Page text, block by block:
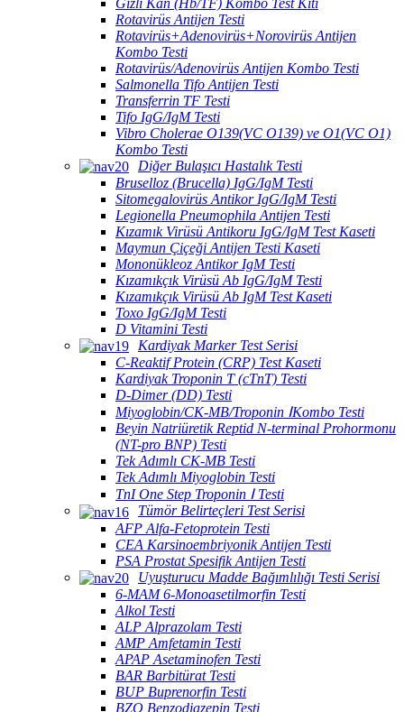
Rotavirüs Antijen Testi
Rotavirüs+Adenovirüs+Norovirüs Antijen
Kombo Testi
Rotavirüs/Adenovirüs Antijen Kombo Testi
Salmonella Tifo Antijen Testi
Transferrin TF Testi
Tifo IgG/IgM Testi
Vibro Cholerae O139(VC O139) ve O1(VC O1)
Kombo Testi
Diğer Bulaşıcı Hastalık Testi
Bruselloz (Brucella) IgG/IgM Testi
Sitomegalovirüs Antikor IgG/IgM Testi
Legionella Pneumophila Antijen Testi
Kızamık Virüsü Antikoru IgG/IgM Test Kaseti
Maymun Çiçeği Antijen Testi Kaseti
Mononükleoz Antikor IgM Testi
Kızamıkçık Virüsü Ab IgG/IgM Testi
Kızamıkçık Virüsü Ab IgM Test Kaseti
Toxo IgG/IgM Testi
D Vitamini Testi
Kardiyak Marker Test Serisi
C-Reaktif Protein (CRP) Test Kaseti
Kardiyak Troponin T (cTnT) Testi
D-Dimer (DD) Testi
Miyoglobin/CK-MB/Troponin ⅠKombo Testi
Beyin Natriüretik Reptid N-terminal Prohormonu
(NT-pro BNP) Testi
Tek Adımlı CK-MB Testi
Tek Adımlı Miyoglobin Testi
TnI One Step Troponin Ⅰ Testi
Tümör Belirteçleri Test Serisi
AFP Alfa-Fetoprotein Testi
CEA Karsinoembriyonik Antijen Testi
PSA Prostat Spesifik Antijen Testi
Uyuşturucu Madde Bağımlılığı Testi Serisi
6-MAM 6-Monoasetilmorfin Testi
Alkol Testi
ALP Alprazolam Testi
AMP Amfetamin Testi
APAP Asetaminofen Testi
BAR Barbitürat Testi
BUP Buprenorfin Testi
BZO Benzodiazepin Testi